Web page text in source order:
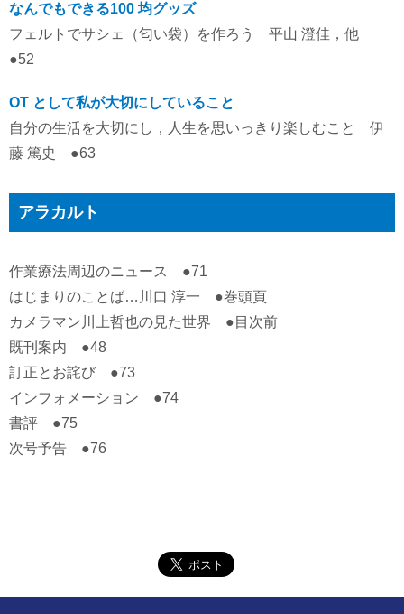
なんでもできる100 均グッズ
フェルトでサシェ（匂い袋）を作ろう 平山 澄佳，他
●52
OT として私が大切にしていること
自分の生活を大切にし，人生を思いっきり楽しむこと 伊
藤 篤史 ●63
アラカルト
作業療法周辺のニュース ●71
はじまりのことば…川口 淳一 ●巻頭頁
カメラマン川上哲也の見た世界 ●目次前
既刊案内 ●48
訂正とお詫び ●73
インフォメーション ●74
書評 ●75
次号予告 ●76